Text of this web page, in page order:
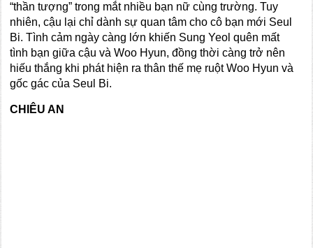
“thần tượng” trong mắt nhiều bạn nữ cùng trường. Tuy
nhiên, cậu lại chỉ dành sự quan tâm cho cô bạn mới Seul
Bi. Tình cảm ngày càng lớn khiến Sung Yeol quên mất
tình bạn giữa cậu và Woo Hyun, đồng thời càng trở nên
hiếu thắng khi phát hiện ra thân thế mẹ ruột Woo Hyun và
gốc gác của Seul Bi.
CHIÊU AN